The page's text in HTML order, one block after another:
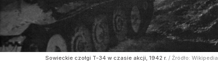
Sowieckie czołgi T-34 w czasie akcji, 1942 r. / Źródło: Wikipedia